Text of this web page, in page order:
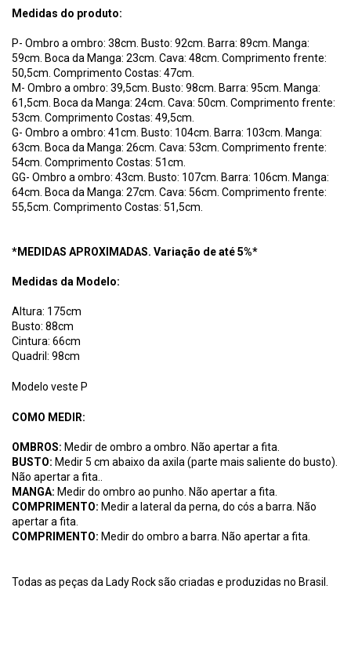
Medidas do produto:
P- Ombro a ombro: 38cm. Busto: 92cm. Barra: 89cm. Manga:
59cm. Boca da Manga: 23cm. Cava: 48cm. Comprimento frente:
50,5cm. Comprimento Costas: 47cm.
M- Ombro a ombro: 39,5cm. Busto: 98cm. Barra: 95cm. Manga:
61,5cm. Boca da Manga: 24cm. Cava: 50cm. Comprimento frente:
53cm. Comprimento Costas: 49,5cm.
G- Ombro a ombro: 41cm. Busto: 104cm. Barra: 103cm. Manga:
63cm. Boca da Manga: 26cm. Cava: 53cm. Comprimento frente:
54cm. Comprimento Costas: 51cm.
GG- Ombro a ombro: 43cm. Busto: 107cm. Barra: 106cm. Manga:
64cm. Boca da Manga: 27cm. Cava: 56cm. Comprimento frente:
55,5cm. Comprimento Costas: 51,5cm.
*MEDIDAS APROXIMADAS. Variação de até 5%*
Medidas da Modelo:
Altura: 175cm
Busto: 88cm
Cintura: 66cm
Quadril: 98cm
Modelo veste P
COMO MEDIR:
OMBROS: Medir de ombro a ombro. Não apertar a fita.
BUSTO: Medir 5 cm abaixo da axila (parte mais saliente do busto).
Não apertar a fita..
MANGA: Medir do ombro ao punho. Não apertar a fita.
COMPRIMENTO: Medir a lateral da perna, do cós a barra. Não
apertar a fita.
COMPRIMENTO: Medir do ombro a barra. Não apertar a fita.
Todas as peças da Lady Rock são criadas e produzidas no Brasil.